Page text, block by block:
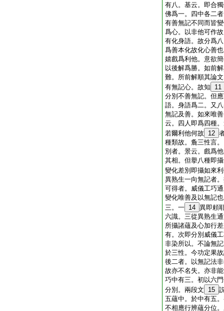
有八。基云。即合
佛爲一。四中各二
有善無記不同而皆
爲心。以非他可作
有化身語。故分爲
爲善本化故化心善
嬉戲爲利他。意欲
以後解爲勝。如前
難。所前解順其論
有無記心。故知
11
分別不善無記。但
語。身語爲二。又
無記及善。如來唯
云。四人即爲四種
若爾利他何故
12
種類故。麁三性言
別者。景云。戲爲
其相。但擧八種即
變化差別即攝如來
異熟生一向無記者
可得者。威儀工巧
變化唯善及以無記
三。一 14 異即頼
六識。三從異熟生
所攝諸蘊及心加行
有。次即分別威儀
非染所以。不論無
於三性。今功定果
後二者。以無記法
故亦不名失。亦非
巧中有三。初以六
分別。兩段文
15
五蘊中。於中有五
不相應行辨蘊分位